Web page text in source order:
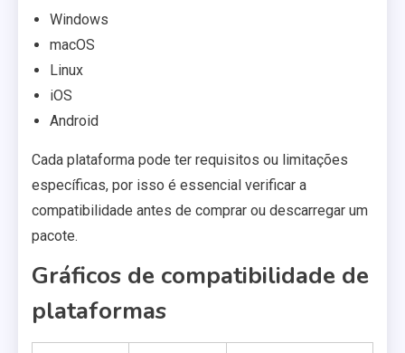
Windows
macOS
Linux
iOS
Android
Cada plataforma pode ter requisitos ou limitações
específicas, por isso é essencial verificar a
compatibilidade antes de comprar ou descarregar um
pacote.
Gráficos de compatibilidade de
plataformas